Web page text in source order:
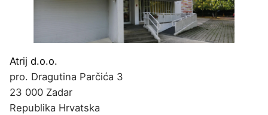
Atrij d.o.o.
pro. Dragutina Parčića 3
23 000 Zadar
Republika Hrvatska